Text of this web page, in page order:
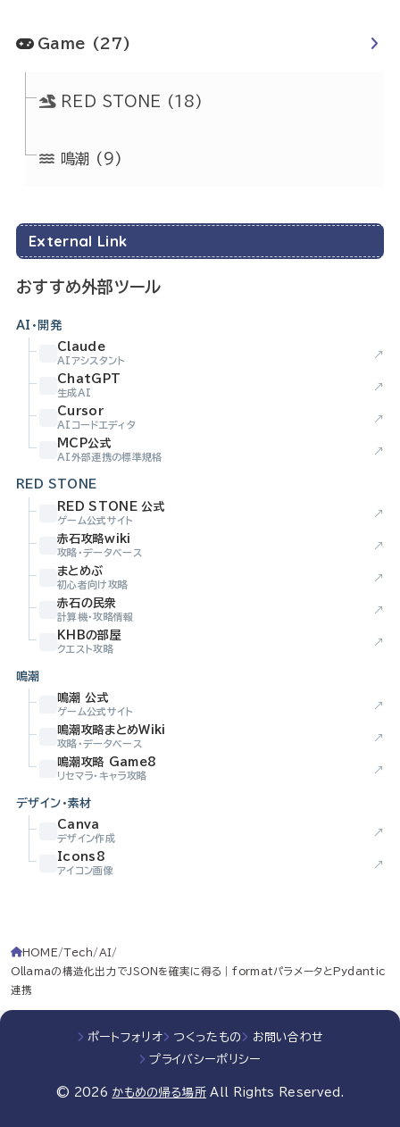
Game (27)
RED STONE (18)
鳴潮 (9)
External Link
おすすめ外部ツール
AI・開発
Claude
AIアシスタント
↗
ChatGPT
生成AI
↗
Cursor
AIコードエディタ
↗
MCP公式
AI外部連携の標準規格
↗
RED STONE
RED STONE 公式
ゲーム公式サイト
↗
赤石攻略wiki
攻略・データベース
↗
まとめぶ
初心者向け攻略
↗
赤石の民衆
計算機・攻略情報
↗
KHBの部屋
クエスト攻略
↗
鳴潮
鳴潮 公式
ゲーム公式サイト
↗
鳴潮攻略まとめWiki
攻略・データベース
↗
鳴潮攻略 Game8
リセマラ・キャラ攻略
↗
デザイン・素材
Canva
デザイン作成
↗
Icons8
アイコン画像
↗
HOME Tech
AI
Ollamaの構造化出力でJSONを確実に得る｜formatパラメータとPydantic
連携
ポートフォリオ つくったもの
お問い合わせ
プライバシーポリシー
© 2026 かもめの帰る場所 All Rights Reserved.